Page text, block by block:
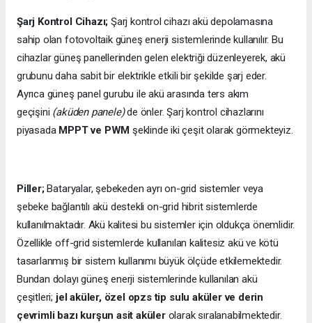
Şarj Kontrol Cihazı; Şarj kontrol cihazı akü depolamasına
sahip olan fotovoltaik güneş enerji sistemlerinde kullanılır. Bu
cihazlar güneş panellerinden gelen elektriği düzenleyerek, akü
grubunu daha sabit bir elektrikle etkili bir şekilde şarj eder.
Ayrıca güneş panel gurubu ile akü arasında ters akım
geçişini (aküden panele)de önler. Şarj kontrol cihazlarını
piyasada MPPT ve PWM şeklinde iki çeşit olarak görmekteyiz.
Piller;Bataryalar, şebekeden ayrı on-grid sistemler veya
şebeke bağlantılı akü destekli on-grid hibrit sistemlerde
kullanılmaktadır. Akü kalitesi bu sistemler için oldukça önemlidir.
Özellikle off-grid sistemlerde kullanılan kalitesiz akü ve kötü
tasarlanmış bir sistem kullanımı büyük ölçüde etkilemektedir.
Bundan dolayı güneş enerji sistemlerinde kullanılan akü
çeşitleri; jel aküler, özel opzs tip sulu aküler ve derin
çevrimli bazı kurşun asit akülerolarak sıralanabilmektedir.